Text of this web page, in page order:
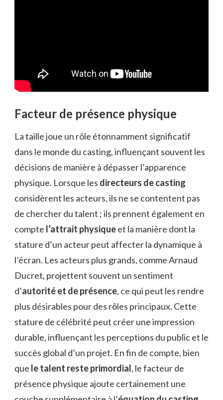
Facteur de présence physique
La taille joue un rôle étonnamment significatif
dans le monde du casting, influençant souvent les
décisions de manière à dépasser l’apparence
physique. Lorsque les directeurs de casting
considèrent les acteurs, ils ne se contentent pas
de chercher du talent ; ils prennent également en
compte l’attrait physiqueet la manière dont la
stature d’un acteur peut affecter la dynamique à
l’écran. Les acteurs plus grands, comme Arnaud
Ducret, projettent souvent un sentiment
d’autorité et de présence, ce qui peut les rendre
plus désirables pour des rôles principaux. Cette
stature de célébrité peut créer une impression
durable, influençant les perceptions du public et le
succès global d’un projet. En fin de compte, bien
que le talent reste primordial, le facteur de
présence physique ajoute certainement une